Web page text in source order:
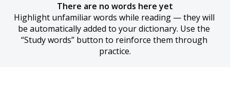
There are no words here yet
Highlight unfamiliar words while reading — they will
be automatically added to your dictionary. Use the
“Study words” button to reinforce them through
practice.